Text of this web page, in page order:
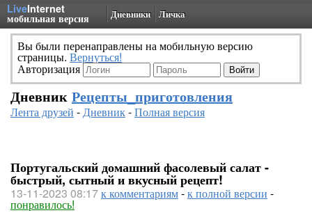
LiveInternet
мобильная версия Дневники Личка
Вы были перенаправлены на мобильную версию
страницы. Вернуться!
Авторизация
Дневник Рецепты_приготовления
Лента друзей -Дневник-Полная версия
Португальский домашний фасолевый салат -
быстрый, сытный и вкусный рецепт!
13-11-2023 08:17к комментариям-к полной версии -
понравилось!